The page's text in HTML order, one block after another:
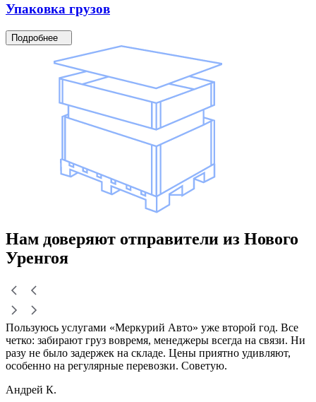
Упаковка грузов
Подробнее
Нам доверяют отправители из Нового
Уренгоя
Пользуюсь услугами «Меркурий Авто» уже второй год. Все
четко: забирают груз вовремя, менеджеры всегда на связи. Ни
разу не было задержек на складе. Цены приятно удивляют,
особенно на регулярные перевозки. Советую.
Андрей К.